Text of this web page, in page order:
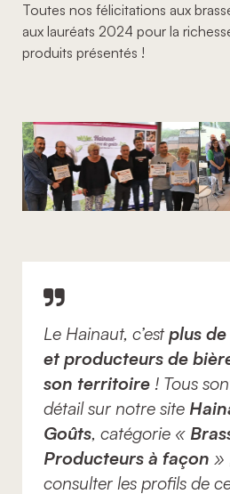
Toutes nos félicitations aux
aux lauréats 2024 pour la
produits présentés !
Le Hainaut, c’estplus
et producteurs de
son territoire ! Tous
détail sur notre site
Goûts, catégorie «
Producteurs à façon »
consulter les profils de